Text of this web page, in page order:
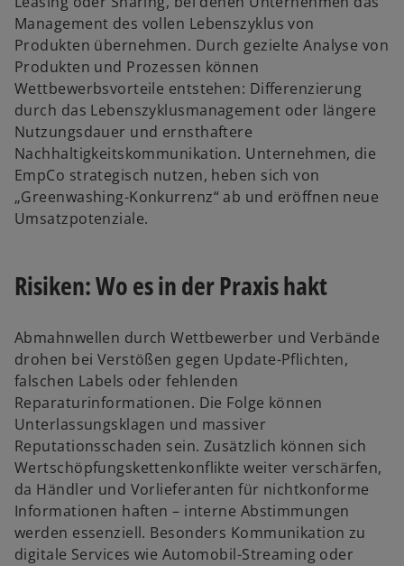
Management des vollen Lebenszyklus von
Produkten übernehmen. Durch gezielte Analyse von
Produkten und Prozessen können
Wettbewerbsvorteile entstehen: Differenzierung
durch das Lebenszyklusmanagement oder längere
Nutzungsdauer und ernsthaftere
Nachhaltigkeitskommunikation. Unternehmen, die
EmpCo strategisch nutzen, heben sich von
„Greenwashing-Konkurrenz“ ab und eröffnen neue
Umsatzpotenziale.​
Risiken: Wo es in der Praxis hakt
Abmahnwellen durch Wettbewerber und Verbände
drohen bei Verstößen gegen Update-Pflichten,
falschen Labels oder fehlenden
Reparaturinformationen. Die Folge können
Unterlassungsklagen und massiver
Reputationsschaden sein. Zusätzlich können sich
Wertschöpfungskettenkonflikte weiter verschärfen,
da Händler und Vorlieferanten für nichtkonforme
Informationen haften – interne Abstimmungen
werden essenziell. Besonders Kommunikation zu
digitale Services wie Automobil-Streaming oder